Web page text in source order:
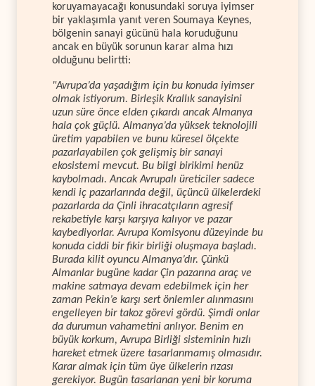
koruyamayacağı konusundaki soruya iyimser
bir yaklaşımla yanıt veren Soumaya Keynes,
bölgenin sanayi gücünü hala koruduğunu
ancak en büyük sorunun karar alma hızı
olduğunu belirtti:
"Avrupa’da yaşadığım için bu konuda iyimser
olmak istiyorum. Birleşik Krallık sanayisini
uzun süre önce elden çıkardı ancak Almanya
hala çok güçlü. Almanya’da yüksek teknolojili
üretim yapabilen ve bunu küresel ölçekte
pazarlayabilen çok gelişmiş bir sanayi
ekosistemi mevcut. Bu bilgi birikimi henüz
kaybolmadı. Ancak Avrupalı üreticiler sadece
kendi iç pazarlarında değil, üçüncü ülkelerdeki
pazarlarda da Çinli ihracatçıların agresif
rekabetiyle karşı karşıya kalıyor ve pazar
kaybediyorlar. Avrupa Komisyonu düzeyinde bu
konuda ciddi bir fikir birliği oluşmaya başladı.
Burada kilit oyuncu Almanya’dır. Çünkü
Almanlar bugüne kadar Çin pazarına araç ve
makine satmaya devam edebilmek için her
zaman Pekin’e karşı sert önlemler alınmasını
engelleyen bir takoz görevi gördü. Şimdi onlar
da durumun vahametini anlıyor. Benim en
büyük korkum, Avrupa Birliği sisteminin hızlı
hareket etmek üzere tasarlanmamış olmasıdır.
Karar almak için tüm üye ülkelerin rızası
gerekiyor. Bugün tasarlanan yeni bir koruma